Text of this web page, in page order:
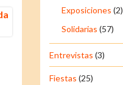
Exposiciones (2)
Solidarias (57)
Entrevistas (3)
Fiestas (25)